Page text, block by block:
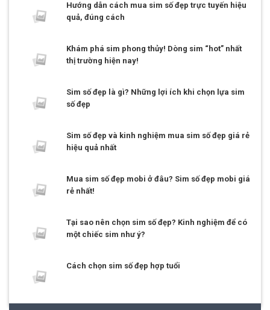
Hướng dẫn cách mua sim số đẹp trực tuyến hiệu
quả, đúng cách
Khám phá sim phong thủy! Dòng sim “hot” nhất
thị trường hiện nay!
Sim số đẹp là gì? Những lợi ích khi chọn lựa sim
số đẹp
Sim số đẹp và kinh nghiệm mua sim số đẹp giá rẻ
hiệu quả nhất
Mua sim số đẹp mobi ở đâu? Sim số đẹp mobi giá
rẻ nhất!
Tại sao nên chọn sim số đẹp? Kinh nghiệm để có
một chiếc sim như ý?
Cách chọn sim số đẹp hợp tuổi